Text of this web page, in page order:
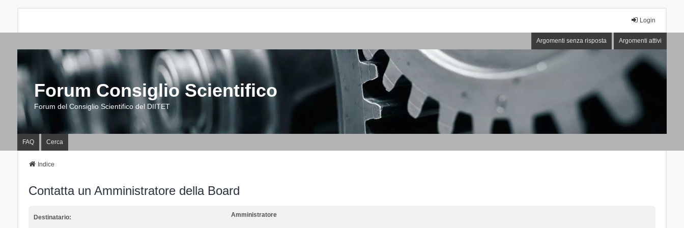
Login
Argomenti senza risposta Argomenti attivi
Forum Consiglio Scientifico
Forum del Consiglio Scientifico del DIITET
FAQ Cerca
Indice
Contatta un Amministratore della Board
Destinatario: Amministratore